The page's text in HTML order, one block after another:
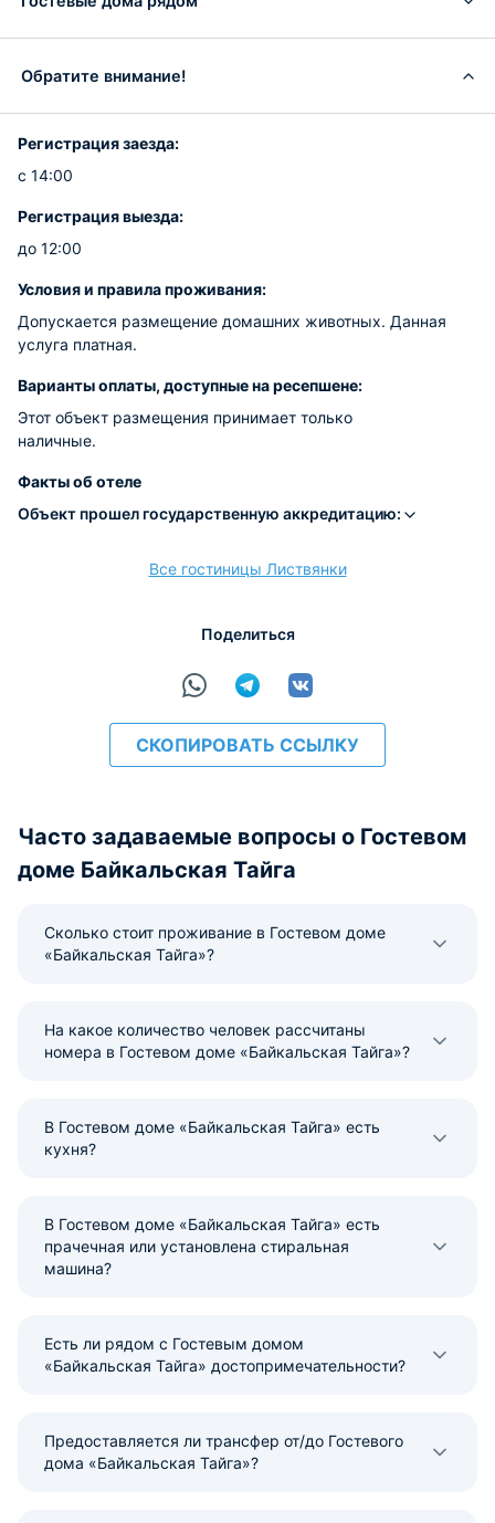
Обратите внимание!
Регистрация заезда:
с 14:00
Регистрация выезда:
до 12:00
Условия и правила проживания:
Допускается размещение домашних животных. Данная
услуга платная.
Варианты оплаты, доступные на ресепшене:
Этот объект размещения принимает только
наличные.
Факты об отеле
Объект прошел государственную аккредитацию:
Все гостиницы Листвянки
Поделиться
СКОПИРОВАТЬ ССЫЛКУ
Часто задаваемые вопросы о Гостевом
доме Байкальская Тайга
Сколько стоит проживание в Гостевом доме
«Байкальская Тайга»?
На какое количество человек рассчитаны
номера в Гостевом доме «Байкальская Тайга»?
В Гостевом доме «Байкальская Тайга» есть
кухня?
В Гостевом доме «Байкальская Тайга» есть
прачечная или установлена стиральная
машина?
Есть ли рядом с Гостевым домом
«Байкальская Тайга» достопримечательности?
Предоставляется ли трансфер от/до Гостевого
дома «Байкальская Тайга»?